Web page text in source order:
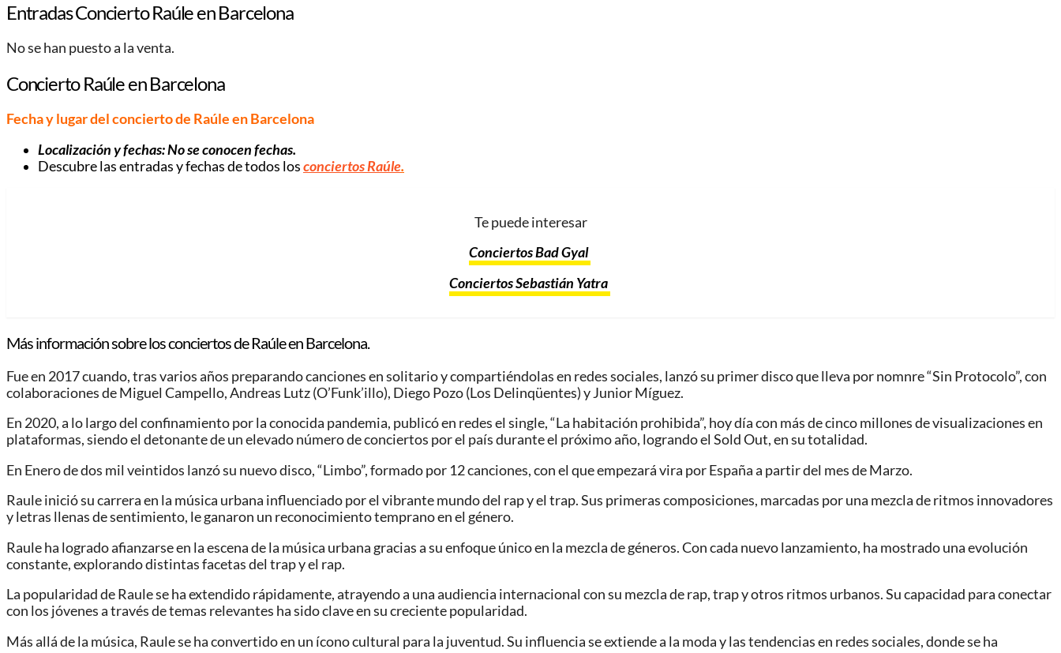
Entradas Concierto Raúle en Barcelona
No se han puesto a la venta.
Concierto Raúle en Barcelona
Fecha y lugar del concierto de Raúle en Barcelona
Localización y fechas: No se conocen fechas.
Descubre las entradas y fechas de todos losconciertos Raúle.
Te puede interesar
Conciertos Bad Gyal
Conciertos Sebastián Yatra
Más información sobre los conciertos de Raúle en Barcelona.
Fue en 2017 cuando, tras varios años preparando canciones en solitario y compartiéndolas en redes sociales, lanzó su primer disco que lleva por nomnre “Sin Protocolo”, con
colaboraciones de Miguel Campello, Andreas Lutz (O’Funk’illo), Diego Pozo (Los Delinqüentes) y Junior Míguez.
En 2020, a lo largo del confinamiento por la conocida pandemia, publicó en redes el single, “La habitación prohibida”, hoy día con más de cinco millones de visualizaciones en
plataformas, siendo el detonante de un elevado número de conciertos por el país durante el próximo año, logrando el Sold Out, en su totalidad.
En Enero de dos mil veintidos lanzó su nuevo disco, “Limbo”, formado por 12 canciones, con el que empezará vira por España a partir del mes de Marzo.
Raule inició su carrera en la música urbana influenciado por el vibrante mundo del rap y el trap. Sus primeras composiciones, marcadas por una mezcla de ritmos innovadores
y letras llenas de sentimiento, le ganaron un reconocimiento temprano en el género.
Raule ha logrado afianzarse en la escena de la música urbana gracias a su enfoque único en la mezcla de géneros. Con cada nuevo lanzamiento, ha mostrado una evolución
constante, explorando distintas facetas del trap y el rap.
La popularidad de Raule se ha extendido rápidamente, atrayendo a una audiencia internacional con su mezcla de rap, trap y otros ritmos urbanos. Su capacidad para conectar
con los jóvenes a través de temas relevantes ha sido clave en su creciente popularidad.
Más allá de la música, Raule se ha convertido en un ícono cultural para la juventud. Su influencia se extiende a la moda y las tendencias en redes sociales, donde se ha